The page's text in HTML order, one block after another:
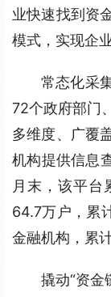
业快速找到资
模式，实现企
常态化采
72个政府部门
多维度、广覆
机构提供信息
月末，该平台
64.7万户，累
金融机构，累
撬动“资金